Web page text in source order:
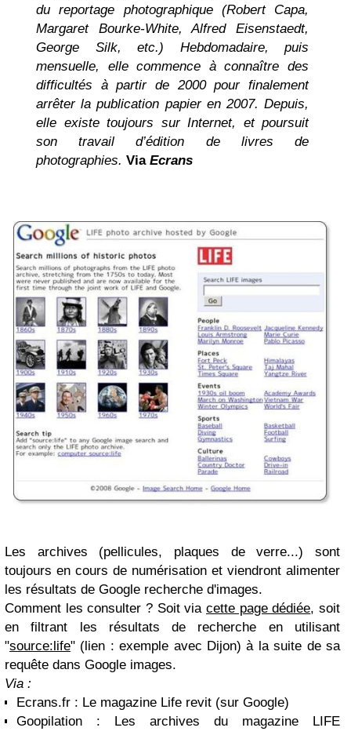
du reportage photographique (Robert Capa,
Margaret Bourke-White, Alfred Eisenstaedt,
George Silk, etc.) Hebdomadaire, puis
mensuelle, elle commence à connaître des
difficultés à partir de 2000 pour finalement
arrêter la publication papier en 2007. Depuis,
elle existe toujours sur Internet, et poursuit
son travail d’édition de livres de
photographies. Via Ecrans
Les archives (pellicules, plaques de verre...) sont
toujours en cours de numérisation et viendront alimenter
les résultats de Google recherche d'images.
Comment les consulter ? Soit via cette page dédiée, soit
en filtrant les résultats de recherche en utilisant
"source:life" (lien : exemple avec Dijon) à la suite de sa
requête dans Google images.
Via :
Ecrans.fr : Le magazine Life revit (sur Google)
Goopilation : Les archives du magazine LIFE